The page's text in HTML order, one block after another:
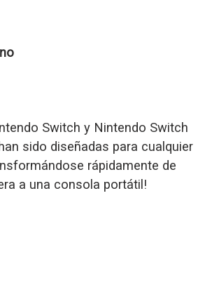
Switch y Nintendo Switch
sido diseñadas para cualquier
rápidamente de
a una consola portátil!